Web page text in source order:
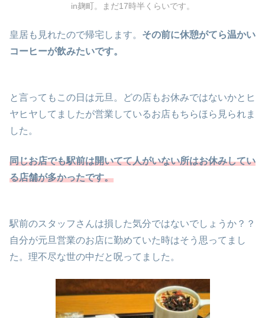
in麹町。まだ17時半くらいです。
皇居も見れたので帰宅します。 その前に休憩がてら温かい
コーヒーが飲みたいです。
と言ってもこの日は元旦。どの店もお休みではないかとヒ
ヤヒヤしてましたが営業しているお店もちらほら見られま
した。
同じお店でも駅前は開いてて人がいない所はお休みしてい
る店舗が多かったです。
駅前のスタッフさんは損した気分ではないでしょうか？？
自分が元旦営業のお店に勤めていた時はそう思ってまし
た。理不尽な世の中だと呪ってました。